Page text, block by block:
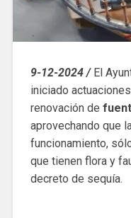
9-12-2024 /El
iniciado
renovación de
aprovechando que
funcionamiento,
que tienen flora y
decreto de sequía.